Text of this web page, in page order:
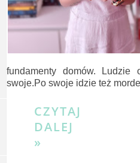
fundamenty domów. Ludzie
swoje.Po swoje idzie też
CZYTAJ
DALEJ
»